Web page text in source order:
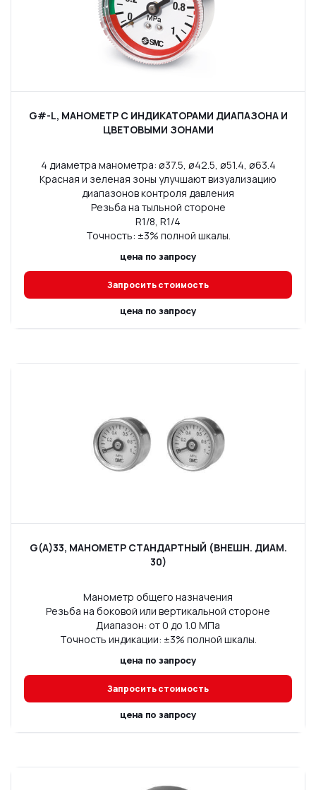
G#-L, МАНОМЕТР С ИНДИКАТОРАМИ ДИАПАЗОНА И
ЦВЕТОВЫМИ ЗОНАМИ
4 диаметра манометра: ø37.5, ø42.5, ø51.4, ø63.4
Красная и зеленая зоны улучшают визуализацию
диапазонов контроля давления
Резьба на тыльной стороне
R1/8, R1/4
Точность: ±3% полной шкалы.
цена по запросу
Запросить стоимость
цена по запросу
G(A)33, МАНОМЕТР СТАНДАРТНЫЙ (ВНЕШН. ДИАМ.
30)
Манометр общего назначения
Резьба на боковой или вертикальной стороне
Диапазон: от 0 до 1.0 МПа
Точность индикации: ±3% полной шкалы.
цена по запросу
Запросить стоимость
цена по запросу